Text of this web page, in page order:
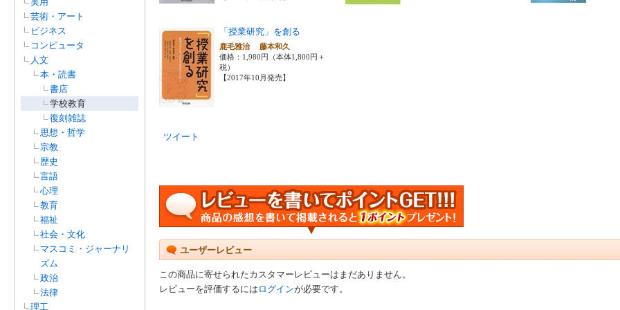
芸術・アート
ビジネス
コンピュータ
人文
本・読書
書店
学校教育
復刻雑誌
思想・哲学
宗教
歴史
言語
心理
教育
福祉
社会・文化
マスコミ・ジャーナリ
ズム
政治
法律
理工
「授業研究」を創る
鹿毛雅治 藤本和久
価格：1,980円（本体1,800円＋
税）
【2017年10月発売】
ツイート
ユーザーレビュー
この商品に寄せられたカスタマーレビューはまだありません。
レビューを評価するには ログインが必要です。